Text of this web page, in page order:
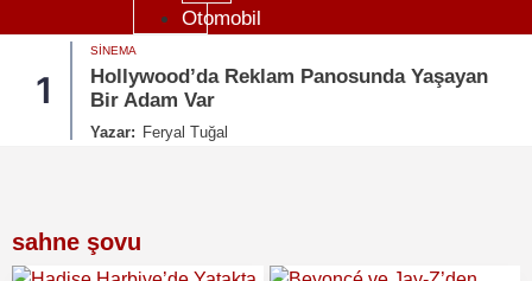
Otomobil
1
SINEMA
Hollywood’da Reklam Panosunda Yaşayan
Bir Adam Var
Yazar: Feryal Tuğal
sahne şovu